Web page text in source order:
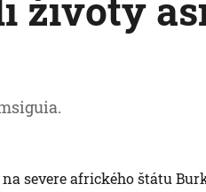
severe afrického štátu